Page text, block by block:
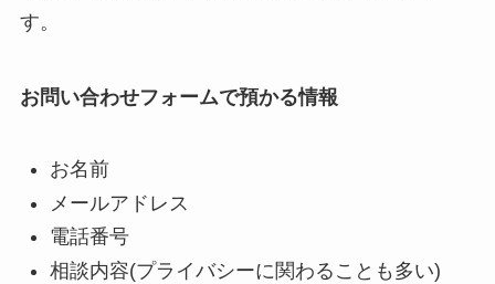
す。
お問い合わせフォームで預かる情報
お名前
メールアドレス
電話番号
相談内容(プライバシーに関わることも多い)